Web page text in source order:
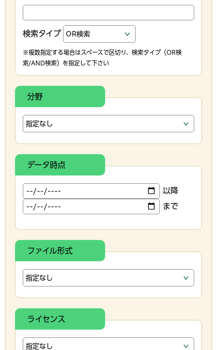
検索タイプ
※複数指定する場合はスペースで区切り、検索タイプ（OR検
索/AND検索）を指定して下さい
分野
データ時点
以降
まで
ファイル形式
ライセンス